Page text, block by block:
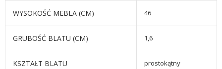
WYSOKOŚĆ MEBLA (CM) 46
GRUBOŚĆ BLATU (CM) 1,6
KSZTAŁT BLATU prostokątny